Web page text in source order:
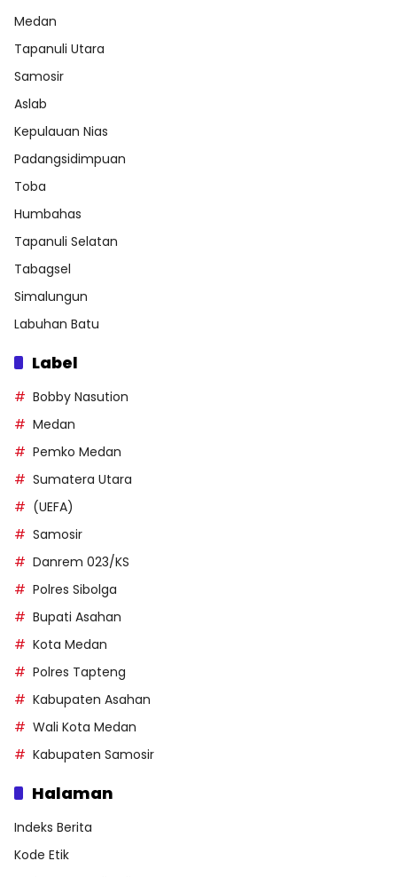
Medan
Tapanuli Utara
Samosir
Aslab
Kepulauan Nias
Padangsidimpuan
Toba
Humbahas
Tapanuli Selatan
Tabagsel
Simalungun
Labuhan Batu
Label
Bobby Nasution
Medan
Pemko Medan
Sumatera Utara
(UEFA)
Samosir
Danrem 023/KS
Polres Sibolga
Bupati Asahan
Kota Medan
Polres Tapteng
Kabupaten Asahan
Wali Kota Medan
Kabupaten Samosir
Halaman
Indeks Berita
Kode Etik